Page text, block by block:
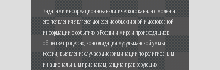
Задачами информационно-аналитического канала с момента
его появления является донесение объективной и достоверной
информации о событиях в России и мире и происходящих в
обществе процессах, консолидация мусульманской уммы
России, выявление случаев дискриминации по религиозным
и национальным признакам, защита прав верующих.